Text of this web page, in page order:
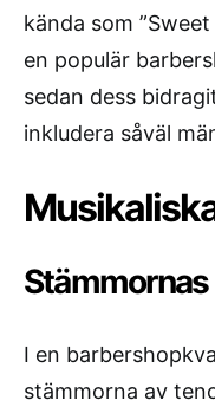
kända som
en populär
sedan dess
inkludera såväl
I en
stämmorna av